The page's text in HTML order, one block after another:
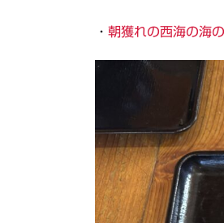
・ 朝獲れの西海の海